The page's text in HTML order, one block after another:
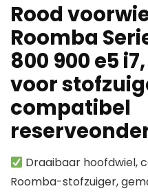
Rood
Roomba
800 900 e5
voor
compatibel
Draaibaar hoofdwiel,
Roomba-stofzuiger,